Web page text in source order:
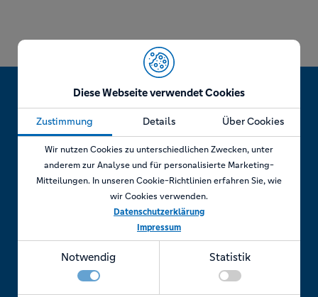
Diese Webseite verwendet Cookies
Zustimmung Details Über Cookies
Wir nutzen Cookies zu unterschiedlichen Zwecken, unter
anderem zur Analyse und für personalisierte Marketing-
Mitteilungen. In unseren Cookie-Richtlinien erfahren Sie, wie
wir Cookies verwenden.
Datenschutzerklärung
Impressum
Notwendig Statistik
Jetzt Termin vereinbaren!
Telefonisch
+49 7841 69 11880